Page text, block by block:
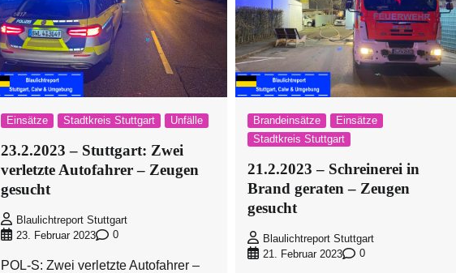
Einsätze Stadtkreis Stuttgart Unfälle
23.2.2023 – Stuttgart: Zwei
verletzte Autofahrer – Zeugen
gesucht
Blaulichtreport Stuttgart
23. Februar 2023
0
POL-S: Zwei verletzte Autofahrer –
Brandeinsätze
Einsätze
Stadtkreis Stuttgart
21.2.2023 – Schreinerei in
Brand geraten – Zeugen
gesucht
Blaulichtreport Stuttgart
21. Februar 2023
0